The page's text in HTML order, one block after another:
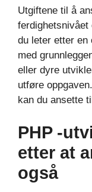
Utgiftene til å
du leter etter en
med
eller dyre
utføre
kan du ansette
PHP -
etter at
også